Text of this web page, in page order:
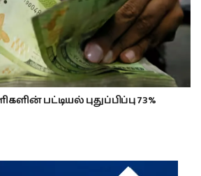
பட்டியல் புதுப்பிப்பு 73%